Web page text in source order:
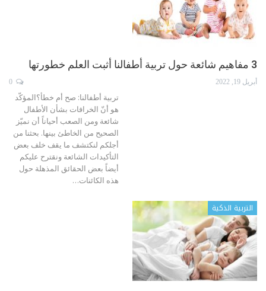
3 مفاهيم شائعة حول تربية أطفالنا أثبت العلم خطورتها
أبريل 19, 2022
تربية أطفالنا: صح أم خطأ؟المؤكّد
هو أنّ الخرافات بشأن الأطفال
شائعة ومن الصعب أحياناً أن نميّز
الصحيح من الخاطئ بينها. بحثنا من
أجلكم لنكتشف ما يقف خلف بعض
التأكيدات الشائعة ونقترح عليكم
أيضاً بعض الحقائق المذهلة حول
هذه الكائنات…
التربية الذكية